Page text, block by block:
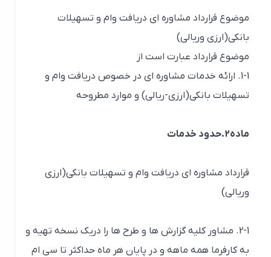
موضوع قرارداد مشاوره ای دریافت وام و تسهیلات
بانکی(ارزی وریالی)
موضوع قرارداد عبارت است از
1-1. ارائه خدمات مشاوره ای در خصوص دریافت وام و
تسهیلات بانکی(ارزی-ریالی) و موارد مطروحه
ماده2.حدود خدمات
قرارداد مشاوره ای دریافت وام و تسهیلات بانکی(ارزی
وریالی)
2-1. مشاور کلیه گزارش ها و طرح ها را دریک نسخه تهیه و
به کارفرما همه ماهه و در پایان هر ماه حداکثر تا سی ام